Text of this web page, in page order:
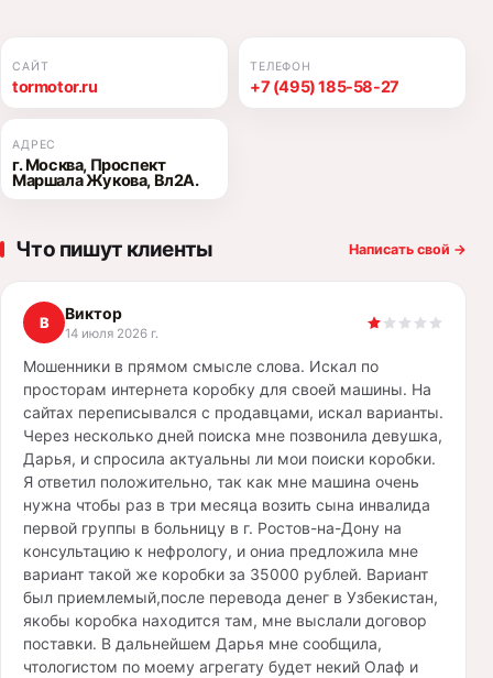
САЙТ
tormotor.ru
ТЕЛЕФОН
+7 (495) 185-58-27
АДРЕС
г. Москва, Проспект
Маршала Жукова, Вл2А.
Что пишут клиенты Написать свой →
В Виктор
14 июля 2026 г.
Мошенники в прямом смысле слова. Искал по
просторам интернета коробку для своей машины. На
сайтах переписывался с продавцами, искал варианты.
Через несколько дней поиска мне позвонила девушка,
Дарья, и спросила актуальны ли мои поиски коробки.
Я ответил положительно, так как мне машина очень
нужна чтобы раз в три месяца возить сына инвалида
первой группы в больницу в г. Ростов-на-Дону на
консультацию к нефрологу, и ониа предложила мне
вариант такой же коробки за 35000 рублей. Вариант
был приемлемый,после перевода денег в Узбекистан,
якобы коробка находится там, мне выслали договор
поставки. В дальнейшем Дарья мне сообщила,
чтологистом по моему агрегату будет некий Олаф и